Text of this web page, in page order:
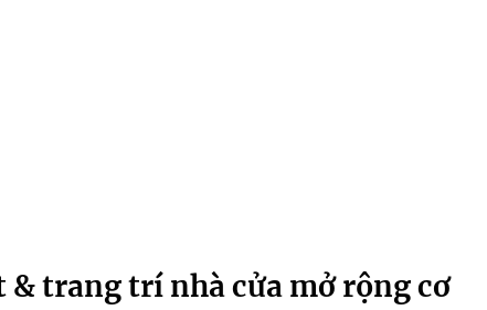
Infographic
trang trí nhà cửa mở rộng cơ